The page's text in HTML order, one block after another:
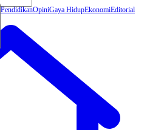
PendidikanOpiniGaya HidupEkonomiEditorial